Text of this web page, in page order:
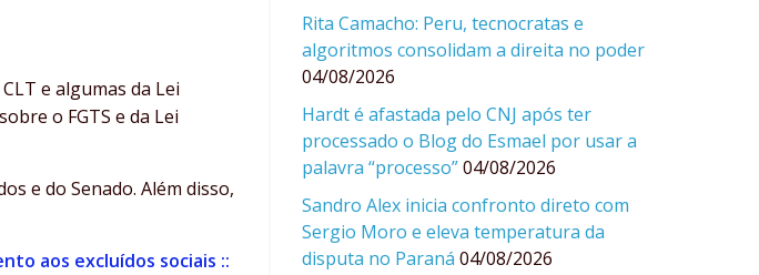
e algumas da Lei
o FGTS e da Lei
e do Senado. Além disso,
aos excluídos sociais ::
Rita Camacho: Peru, tecnocratas e
algoritmos consolidam a direita no poder
04/08/2026
Hardt é afastada pelo CNJ após ter
processado o Blog do Esmael por usar a
palavra “processo”04/08/2026
Sandro Alex inicia confronto direto com
Sergio Moro e eleva temperatura da
disputa no Paraná 04/08/2026